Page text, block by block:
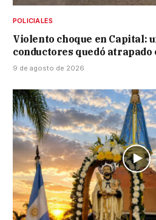
POLICIALES
Violento choque en Capital:
conductores quedó atrapado
9 de agosto de 2026